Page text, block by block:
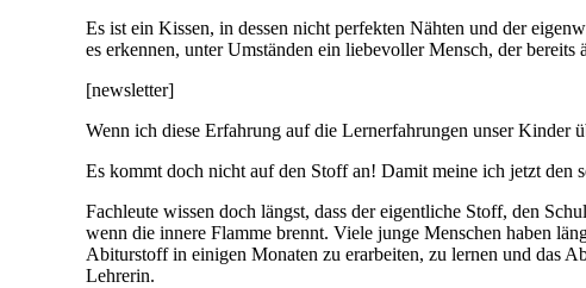
Es ist ein Kissen, in dessen nicht perfekten Nähten und der
es erkennen, unter Umständen ein liebevoller Mensch, der
[newsletter]
Wenn ich diese Erfahrung auf die Lernerfahrungen unser Kinder
Es kommt doch nicht auf den Stoff an! Damit meine ich jetzt den
Fachleute wissen doch längst, dass der eigentliche Stoff, den
wenn die innere Flamme brennt. Viele junge Menschen haben
Abiturstoff in einigen Monaten zu erarbeiten, zu lernen und das
Lehrerin.